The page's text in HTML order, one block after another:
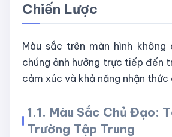
Chiến Lược
Màu sắc trên màn hình
chúng ảnh hưởng trực tiếp đến
cảm xúc và khả năng nhận thức
1.1. Màu Sắc Chủ Đạo:
Trường Tập Trung